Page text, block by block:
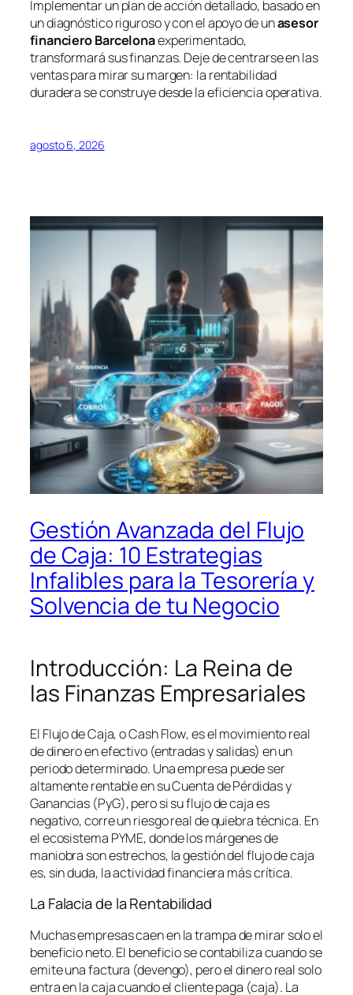
Implementar un plan de acción detallado, basado en
un diagnóstico riguroso y con el apoyo de unasesor
financiero Barcelonaexperimentado,
transformará sus finanzas. Deje de centrarse en las
ventas para mirar su margen: la rentabilidad
duradera se construye desde la eficiencia operativa.
agosto 6, 2026
Gestión Avanzada del Flujo
de Caja: 10 Estrategias
Infalibles para la Tesorería y
Solvencia de tu Negocio
Introducción: La Reina de
las Finanzas Empresariales
El Flujo de Caja, oCash Flow, es el movimiento real
de dinero en efectivo (entradas y salidas) en un
periodo determinado. Una empresa puede ser
altamente rentable en su Cuenta de Pérdidas y
Ganancias (PyG), pero si su flujo de caja es
negativo, corre un riesgo real de quiebra técnica. En
el ecosistema PYME, donde los márgenes de
maniobra son estrechos, la gestión del flujo de caja
es, sin duda, la actividad financiera más crítica.
La Falacia de la Rentabilidad
Muchas empresas caen en la trampa de mirar solo el
beneficio neto. El beneficio se contabiliza cuando se
emite una factura (devengo), pero el dinero real solo
entra en la caja cuando el cliente paga (caja). La